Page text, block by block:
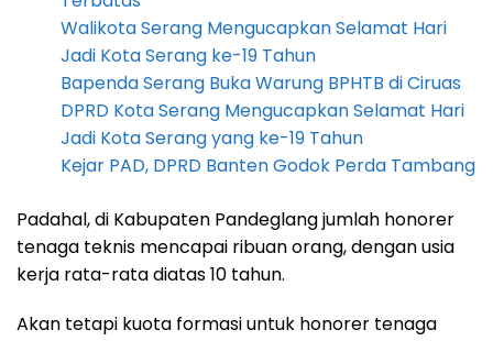
Walikota Serang Mengucapkan Selamat Hari
Jadi Kota Serang ke-19 Tahun
Bapenda Serang Buka Warung BPHTB di Ciruas
DPRD Kota Serang Mengucapkan Selamat Hari
Jadi Kota Serang yang ke-19 Tahun
Kejar PAD, DPRD Banten Godok Perda Tambang
Padahal, di Kabupaten Pandeglang jumlah honorer
tenaga teknis mencapai ribuan orang, dengan usia
kerja rata-rata diatas 10 tahun.
Akan tetapi kuota formasi untuk honorer tenaga